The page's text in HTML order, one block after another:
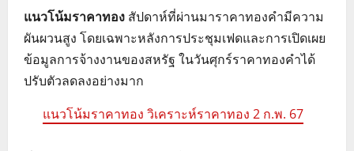
แนวโน้มราคาทอง สัปดาห์ที่ผ่านมาราคาทองคำมีความ
ผันผวนสูง โดยเฉพาะหลังการประชุมเฟดและการเปิดเผย
ข้อมูลการจ้างงานของสหรัฐ ในวันศุกร์ราคาทองคำได้
ปรับตัวลดลงอย่างมาก
แนวโน้มราคาทอง วิเคราะห์ราคาทอง 2 ก.พ. 67